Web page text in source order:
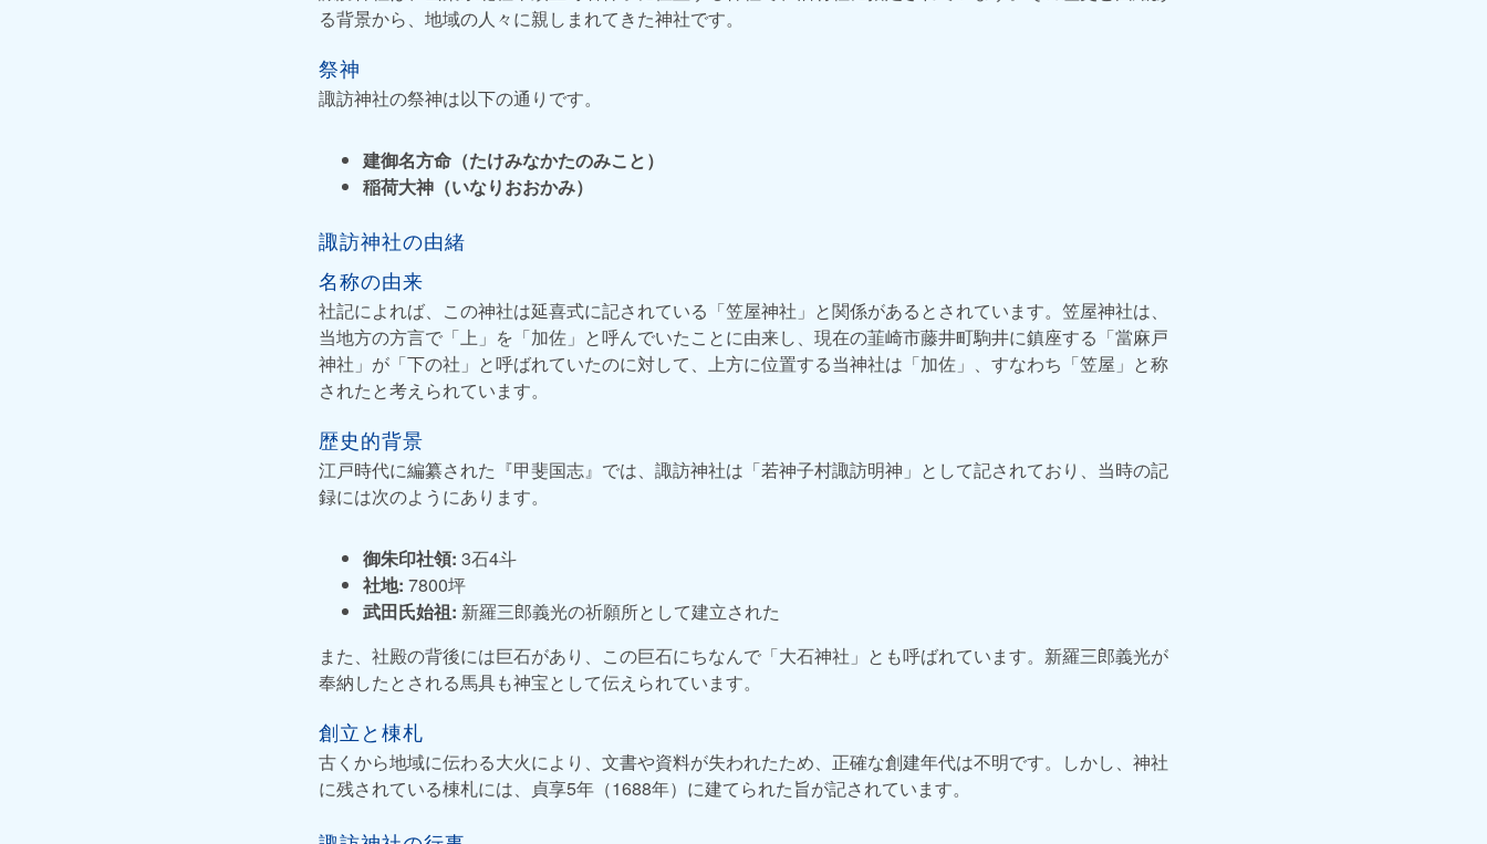
る背景から、地域の人々に親しまれてきた神社です。
祭神
諏訪神社の祭神は以下の通りです。
建御名方命（たけみなかたのみこと）
稲荷大神（いなりおおかみ）
諏訪神社の由緒
名称の由来
社記によれば、この神社は延喜式に記されている「笠屋神社」と関係があるとされています。笠屋神社は、
当地方の方言で「上」を「加佐」と呼んでいたことに由来し、現在の韮崎市藤井町駒井に鎮座する「當麻戸
神社」が「下の社」と呼ばれていたのに対して、上方に位置する当神社は「加佐」、すなわち「笠屋」と称
されたと考えられています。
歴史的背景
江戸時代に編纂された『甲斐国志』では、諏訪神社は「若神子村諏訪明神」として記されており、当時の記
録には次のようにあります。
御朱印社領: 3石4斗
社地: 7800坪
武田氏始祖: 新羅三郎義光の祈願所として建立された
また、社殿の背後には巨石があり、この巨石にちなんで「大石神社」とも呼ばれています。新羅三郎義光が
奉納したとされる馬具も神宝として伝えられています。
創立と棟札
古くから地域に伝わる大火により、文書や資料が失われたため、正確な創建年代は不明です。しかし、神社
に残されている棟札には、貞享5年（1688年）に建てられた旨が記されています。